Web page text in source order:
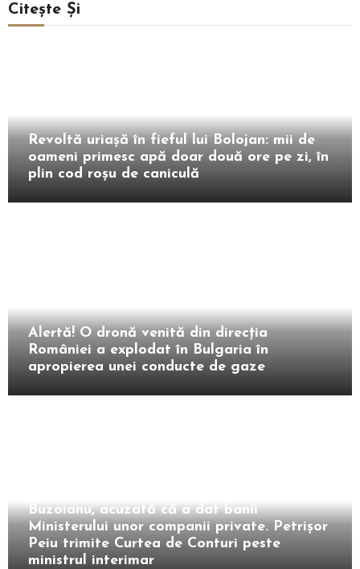
Citește Și
Revoltă uriașă în fieful lui Bolojan: mii de
oameni primesc apă doar două ore pe zi, în
plin cod roșu de caniculă
Alertă! O dronă venită din direcția
României a explodat în Bulgaria în
apropierea unei conducte de gaze
Buzoianu, acuzată că a dat banii
Ministerului unor companii private. Petrișor
Peiu trimite Curtea de Conturi peste
ministrul interimar